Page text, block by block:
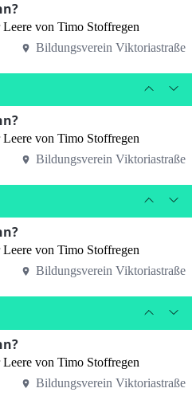
Leere von Timo Stoffregen
Bildungsverein Viktoriastraße
Leere von Timo Stoffregen
Bildungsverein Viktoriastraße
Leere von Timo Stoffregen
Bildungsverein Viktoriastraße
Leere von Timo Stoffregen
Bildungsverein Viktoriastraße